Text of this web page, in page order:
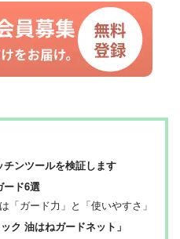
ンツールを検証します
ード6選
「ガード力」と「使いやすさ」
ク 油はねガードネット」